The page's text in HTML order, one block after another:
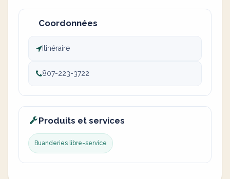
Coordonnées
Itinéraire
807-223-3722
Produits et services
Buanderies libre-service